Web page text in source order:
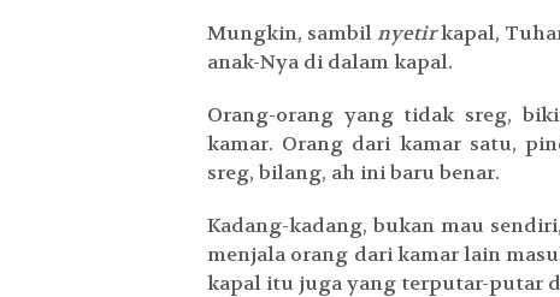
Mungkin, sambilnyetirkapal,
anak-Nya di dalam kapal.
Orang-orang yang tidak sreg,
kamar. Orang dari kamar satu,
sreg, bilang, ah ini baru benar.
Kadang-kadang, bukan mau
menjala orang dari kamar lain
kapal itu juga yang terputar-putar